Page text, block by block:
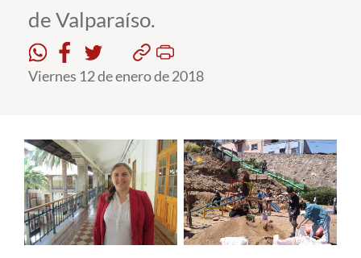
English
de Valparaíso.
Viernes 12 de enero de 2018